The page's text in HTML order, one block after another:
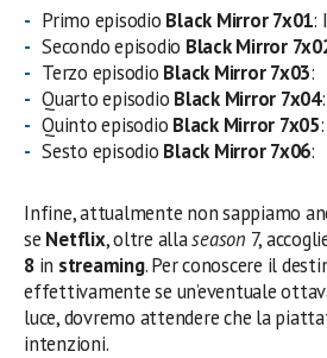
Primo episodio Black Mirror 7x01:
Secondo episodio Black Mirror 7
Terzo episodio Black Mirror 7x03:
Quarto episodio Black Mirror 7x04:
Quinto episodio Black Mirror 7x05:
Sesto episodio Black Mirror 7x06:
Infine, attualmente non sappiamo
se Netflix, oltre allaseason 7,
8in streaming. Per conoscere il
effettivamente se un’eventuale
luce, dovremo attendere che la
intenzioni.